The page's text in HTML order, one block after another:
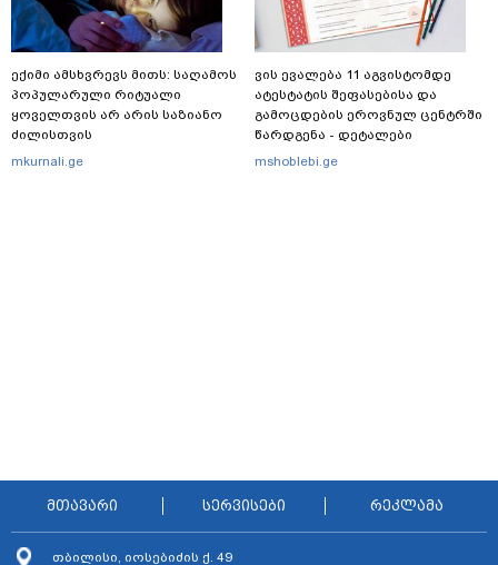
ექიმი ამსხვრევს მითს: საღამოს
პოპულარული რიტუალი
ყოველთვის არ არის საზიანო
ძილისთვის
mkurnali.ge
ვის ევალება 11 აგვისტომდე
ატესტატის შეფასებისა და
გამოცდების ეროვნულ ცენტრში
წარდგენა - დეტალები
mshoblebi.ge
მთავარი სერვისები რეკლამა
თბილისი, იოსებიძის ქ. 49